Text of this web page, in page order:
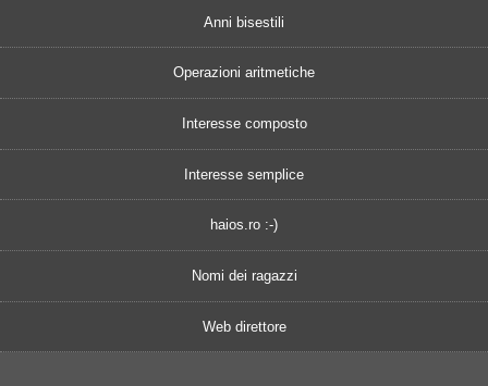
Anni bisestili
Operazioni aritmetiche
Interesse composto
Interesse semplice
haios.ro :-)
Nomi dei ragazzi
Web direttore